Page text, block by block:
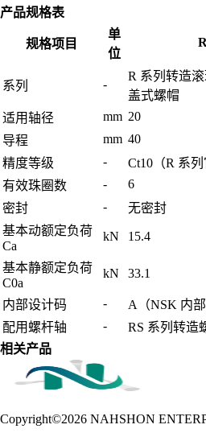
产品规格表
规格项目
单
位
系列 -
R 系列转造
盖式螺帽
适用轴径
mm 20
导程
mm 40
精度等级
-
Ct10（R 系列
有效珠圈数
-
6
密封
-
无密封
基本动额定负荷
Ca
kN 15.4
基本静额定负荷
C0a
kN 33.1
内部设计码 -
A（NSK 内
配用螺杆轴
-
RS 系列转造
相关产品
Copyright©2026 NAHSHON